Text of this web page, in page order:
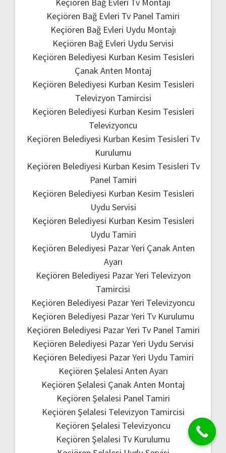
Keçiören Bağ Evleri Tv Panel Tamiri
Keçiören Bağ Evleri Uydu Montajı
Keçiören Bağ Evleri Uydu Servisi
Keçiören Belediyesi Kurban Kesim Tesisleri
Çanak Anten Montaj
Keçiören Belediyesi Kurban Kesim Tesisleri
Televizyon Tamircisi
Keçiören Belediyesi Kurban Kesim Tesisleri
Televizyoncu
Keçiören Belediyesi Kurban Kesim Tesisleri Tv
Kurulumu
Keçiören Belediyesi Kurban Kesim Tesisleri Tv
Panel Tamiri
Keçiören Belediyesi Kurban Kesim Tesisleri
Uydu Servisi
Keçiören Belediyesi Kurban Kesim Tesisleri
Uydu Tamiri
Keçiören Belediyesi Pazar Yeri Çanak Anten
Ayarı
Keçiören Belediyesi Pazar Yeri Televizyon
Tamircisi
Keçiören Belediyesi Pazar Yeri Televizyoncu
Keçiören Belediyesi Pazar Yeri Tv Kurulumu
Keçiören Belediyesi Pazar Yeri Tv Panel Tamiri
Keçiören Belediyesi Pazar Yeri Uydu Servisi
Keçiören Belediyesi Pazar Yeri Uydu Tamiri
Keçiören Şelalesi Anten Ayarı
Keçiören Şelalesi Çanak Anten Montaj
Keçiören Şelalesi Panel Tamiri
Keçiören Şelalesi Televizyon Tamircisi
Keçiören Şelalesi Televizyoncu
Keçiören Şelalesi Tv Kurulumu